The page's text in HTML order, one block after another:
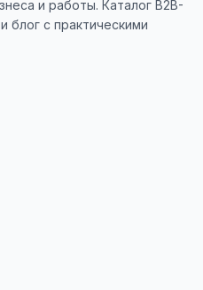
и
🚀
и работы. Каталог B2B-
блог с практическими